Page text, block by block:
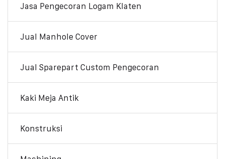
Jasa Pengecoran Logam Klaten
Jual Manhole Cover
Jual Sparepart Custom Pengecoran
Kaki Meja Antik
Konstruksi